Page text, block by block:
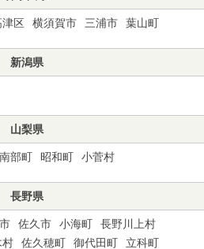
津区 横須賀市 三浦市 葉山町
新潟県
山梨県
部町 昭和町 小菅村
長野県
佐久市 小海町
長野川上村
村 佐久穂町 御代田町
立科町